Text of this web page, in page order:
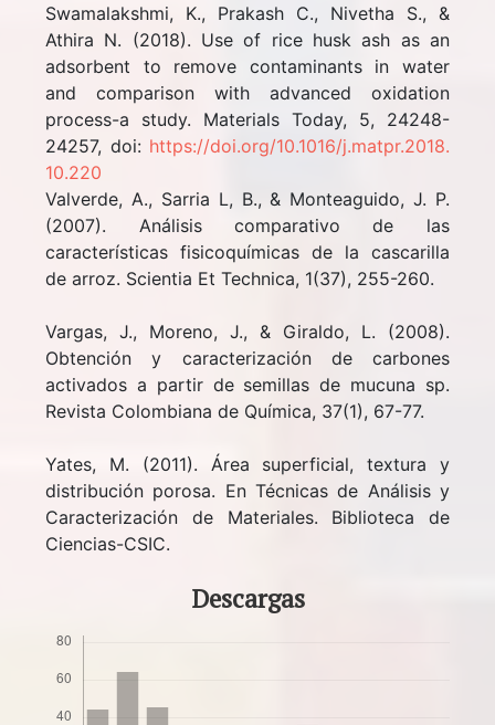
Swamalakshmi, K., Prakash C., Nivetha S., &
Athira N. (2018). Use of rice husk ash as an
adsorbent to remove contaminants in water
and comparison with advanced oxidation
process-a study. Materials Today, 5, 24248-
24257, doi: https://doi.org/10.1016/j.matpr.2018.
10.220
Valverde, A., Sarria L, B., & Monteaguido, J. P.
(2007). Análisis comparativo de las
características fisicoquímicas de la cascarilla
de arroz. Scientia Et Technica, 1(37), 255-260.
Vargas, J., Moreno, J., & Giraldo, L. (2008).
Obtención y caracterización de carbones
activados a partir de semillas de mucuna sp.
Revista Colombiana de Química, 37(1), 67-77.
Yates, M. (2011). Área superficial, textura y
distribución porosa. En Técnicas de Análisis y
Caracterización de Materiales. Biblioteca de
Ciencias-CSIC.
Descargas